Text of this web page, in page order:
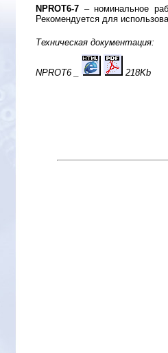
NPROT6-7 – номинальное
Рекомендуется для
Техническая документация:
NPROT6 _ 218Kb